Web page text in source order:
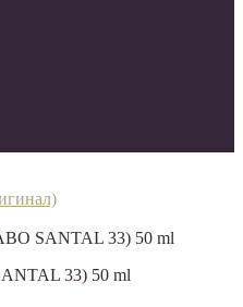
SANTAL 33) 50 ml
33) 50 ml